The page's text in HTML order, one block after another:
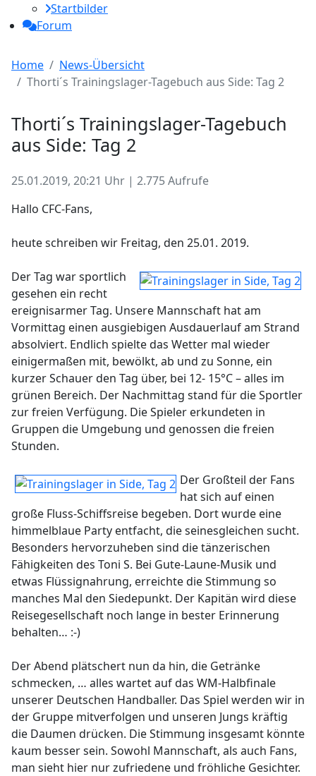
Startbilder
Forum
Home
News-Übersicht
Thorti´s Trainingslager-Tagebuch aus Side: Tag 2
Thorti´s Trainingslager-Tagebuch
aus Side: Tag 2
25.01.2019, 20:21 Uhr | 2.775 Aufrufe
Hallo CFC-Fans,
heute schreiben wir Freitag, den 25.01. 2019.
Der Tag war sportlich
gesehen ein recht
ereignisarmer Tag. Unsere Mannschaft hat am
Vormittag einen ausgiebigen Ausdauerlauf am Strand
absolviert. Endlich spielte das Wetter mal wieder
einigermaßen mit, bewölkt, ab und zu Sonne, ein
kurzer Schauer den Tag über, bei 12- 15°C – alles im
grünen Bereich. Der Nachmittag stand für die Sportler
zur freien Verfügung. Die Spieler erkundeten in
Gruppen die Umgebung und genossen die freien
Stunden.
Der Großteil der Fans
hat sich auf einen
große Fluss-Schiffsreise begeben. Dort wurde eine
himmelblaue Party entfacht, die seinesgleichen sucht.
Besonders hervorzuheben sind die tänzerischen
Fähigkeiten des Toni S. Bei Gute-Laune-Musik und
etwas Flüssignahrung, erreichte die Stimmung so
manches Mal den Siedepunkt. Der Kapitän wird diese
Reisegesellschaft noch lange in bester Erinnerung
behalten… :-)
Der Abend plätschert nun da hin, die Getränke
schmecken, … alles wartet auf das WM-Halbfinale
unserer Deutschen Handballer. Das Spiel werden wir in
der Gruppe mitverfolgen und unseren Jungs kräftig
die Daumen drücken. Die Stimmung insgesamt könnte
kaum besser sein. Sowohl Mannschaft, als auch Fans,
man sieht hier nur zufriedene und fröhliche Gesichter.